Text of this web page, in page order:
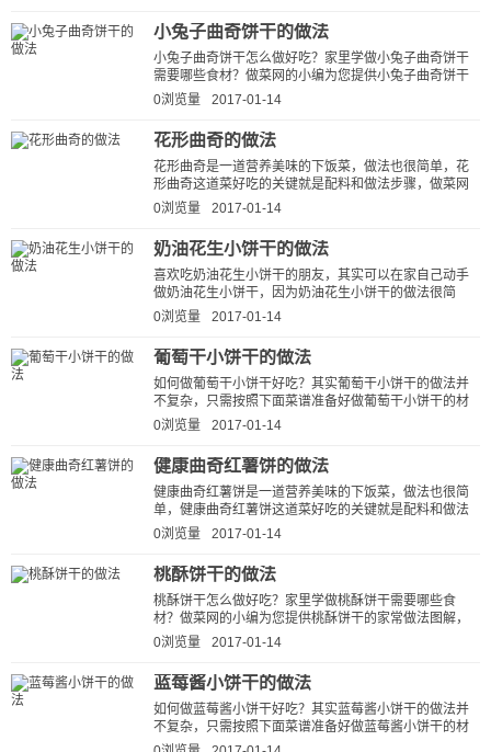
小兔子曲奇饼干的做法
小兔子曲奇饼干怎么做好吃？家里学做小兔子曲奇饼干
需要哪些食材？做菜网的小编为您提供小兔子曲奇饼干
的家常做法图解，让厨房新手也能...
0浏览量 2017-01-14
花形曲奇的做法
花形曲奇是一道营养美味的下饭菜，做法也很简单，花
形曲奇这道菜好吃的关键就是配料和做法步骤，做菜网
小编就为大家详细的介绍一下花形...
0浏览量 2017-01-14
奶油花生小饼干的做法
喜欢吃奶油花生小饼干的朋友，其实可以在家自己动手
做奶油花生小饼干，因为奶油花生小饼干的做法很简
单，而且跟外面那些餐馆做的奶油花...
0浏览量 2017-01-14
葡萄干小饼干的做法
如何做葡萄干小饼干好吃？其实葡萄干小饼干的做法并
不复杂，只需按照下面菜谱准备好做葡萄干小饼干的材
料、器具，然后按照步骤一步步来...
0浏览量 2017-01-14
健康曲奇红薯饼的做法
健康曲奇红薯饼是一道营养美味的下饭菜，做法也很简
单，健康曲奇红薯饼这道菜好吃的关键就是配料和做法
步骤，做菜网小编就为大家详细的...
0浏览量 2017-01-14
桃酥饼干的做法
桃酥饼干怎么做好吃？家里学做桃酥饼干需要哪些食
材？做菜网的小编为您提供桃酥饼干的家常做法图解，
让厨房新手也能做出美味可口的桃酥...
0浏览量 2017-01-14
蓝莓酱小饼干的做法
如何做蓝莓酱小饼干好吃？其实蓝莓酱小饼干的做法并
不复杂，只需按照下面菜谱准备好做蓝莓酱小饼干的材
料、器具，然后按照步骤一步步来...